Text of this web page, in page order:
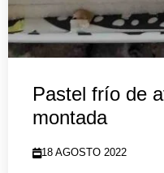
Pastel frío de
montada
18 AGOSTO 2022